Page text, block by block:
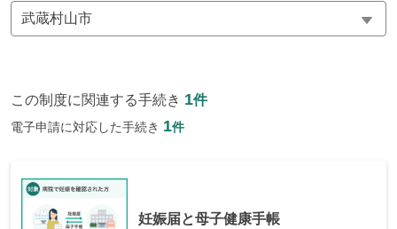
この制度に関連する手続き 1件
電子申請に対応した手続き 1件
妊娠届と母子健康手帳